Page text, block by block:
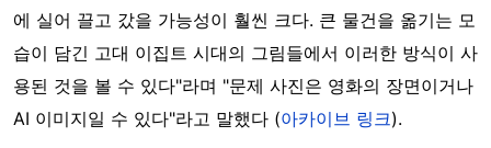
에 실어 끌고 갔을 가능성이 훨씬 크다. 큰 물건을 옮기는 모
습이 담긴 고대 이집트 시대의 그림들에서 이러한 방식이 사
용된 것을 볼 수 있다"라며 "문제 사진은 영화의 장면이거나
AI 이미지일 수 있다"라고 말했다 (아카이브 링크).